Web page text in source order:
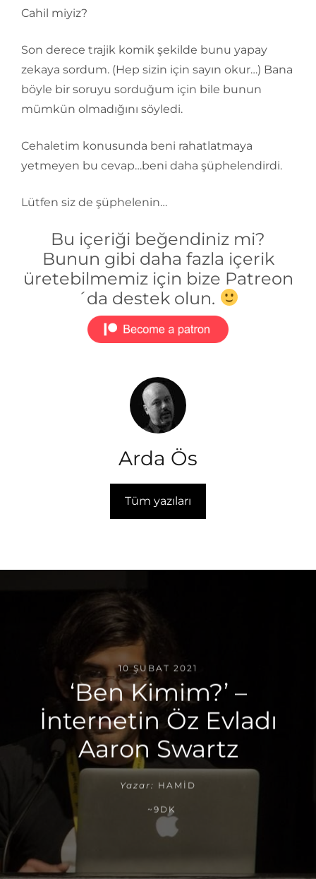
Cahil miyiz?
Son derece trajik komik şekilde bunu yapay
zekaya sordum. (Hep sizin için sayın okur…) Bana
böyle bir soruyu sorduğum için bile bunun
mümkün olmadığını söyledi.
Cehaletim konusunda beni rahatlatmaya
yetmeyen bu cevap…beni daha şüphelendirdi.
Lütfen siz de şüphelenin…
Bu içeriği beğendiniz mi?
Bunun gibi daha fazla içerik
üretebilmemiz için bize Patreon
´da destek olun.
Arda Ös
Tüm yazıları
10 ŞUBAT 2021
‘Ben Kimim?’ –
İnternetin Öz Evladı
Aaron Swartz
Yazar: HAMID
~9DK